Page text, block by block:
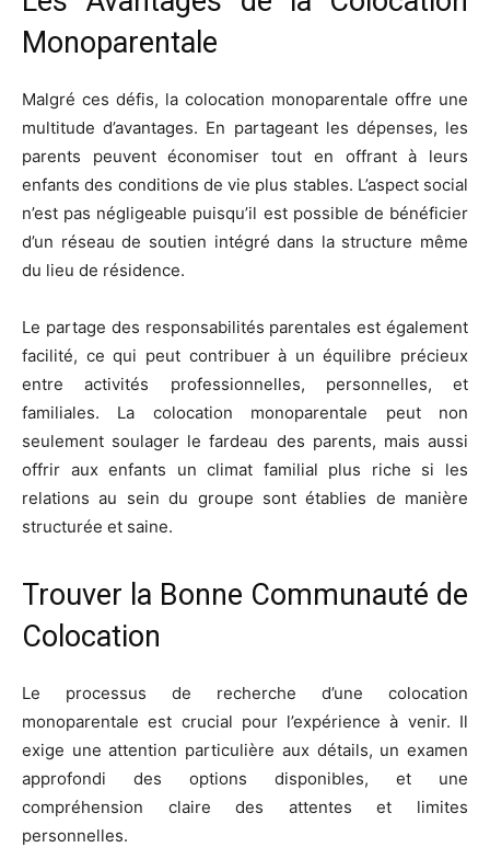
Monoparentale
Malgré ces défis, la colocation monoparentale offre une
multitude d’avantages. En partageant les dépenses, les
parents peuvent économiser tout en offrant à leurs
enfants des conditions de vie plus stables. L’aspect social
n’est pas négligeable puisqu’il est possible de bénéficier
d’un réseau de soutien intégré dans la structure même
du lieu de résidence.
Le partage des responsabilités parentales est également
facilité, ce qui peut contribuer à un équilibre précieux
entre activités professionnelles, personnelles, et
familiales. La colocation monoparentale peut non
seulement soulager le fardeau des parents, mais aussi
offrir aux enfants un climat familial plus riche si les
relations au sein du groupe sont établies de manière
structurée et saine.
Trouver la Bonne Communauté de
Colocation
Le processus de recherche d’une colocation
monoparentale est crucial pour l’expérience à venir. Il
exige une attention particulière aux détails, un examen
approfondi des options disponibles, et une
compréhension claire des attentes et limites
personnelles.